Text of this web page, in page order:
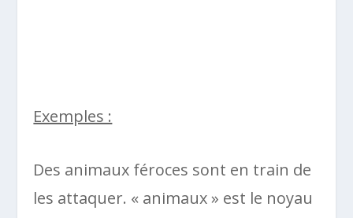
Exemples :
Des animaux féroces sont en train de
les attaquer. « animaux » est le noyau